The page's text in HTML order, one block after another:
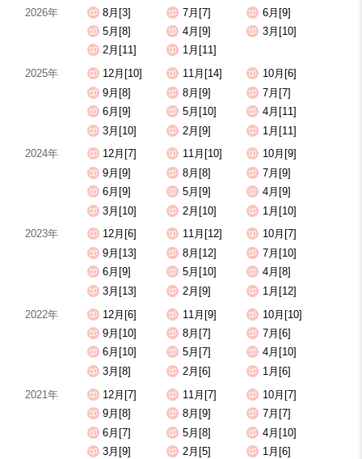
2026年 8月[3] 7月[7]
6月[9]
5月[8]
4月[9]
3月[10]
2月[11]
1月[11]
2025年
12月[10] 11月[14]
10月[6]
9月[8]
8月[9]
7月[7]
6月[9]
5月[10]
4月[11]
3月[10]
2月[9]
1月[11]
2024年
12月[7] 11月[10]
10月[9]
9月[9]
8月[8]
7月[9]
6月[9]
5月[9]
4月[9]
3月[10]
2月[10]
1月[10]
2023年
12月[6] 11月[12]
10月[7]
9月[13]
8月[12]
7月[10]
6月[9]
5月[10]
4月[8]
3月[13]
2月[9]
1月[12]
2022年
12月[6] 11月[9]
10月[10]
9月[10]
8月[7]
7月[6]
6月[10]
5月[7]
4月[10]
3月[8]
2月[6]
1月[6]
2021年
12月[7] 11月[7]
10月[7]
9月[8]
8月[9]
7月[7]
6月[7]
5月[8]
4月[10]
3月[9]
2月[5]
1月[6]